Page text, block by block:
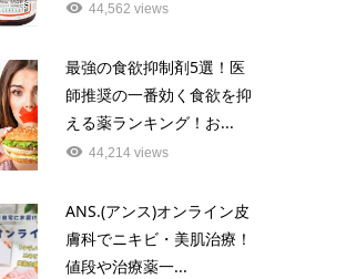
44,562 views
最強の食欲抑制剤5選！医
師推奨の一番効く食欲を抑
える薬ランキング！お...
44,214 views
ANS.(アンス)オンライン皮
膚科でニキビ・美肌治療！
値段や治療薬一...